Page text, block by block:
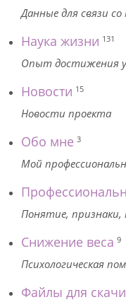
Данные для связи со
Наука жизни 131
Опыт достижения
Новости 15
Новости проекта
Обо мне 3
Мой
Понятие,
Снижение веса 9
Психологическая
Файлы для